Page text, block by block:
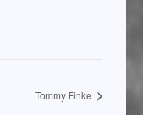
Tommy Finke